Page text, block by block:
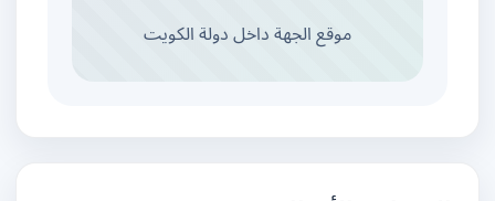
موقع الجهة داخل دولة الكويت